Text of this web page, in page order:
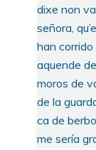
dixe non
señora,
han corrido
aquende
moros de
de la
ca de
me sería